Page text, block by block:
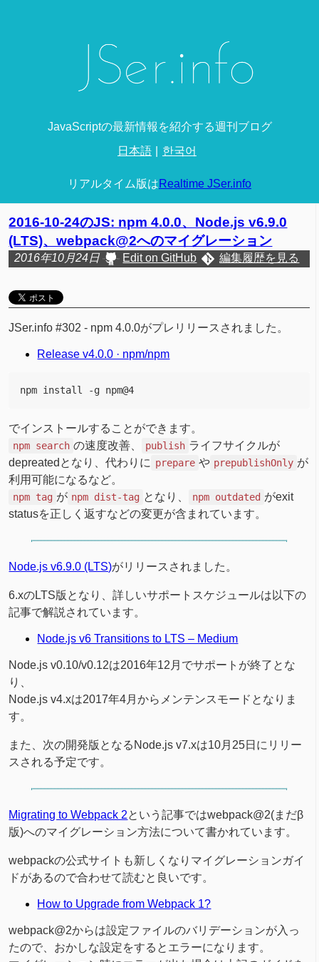
JavaScriptの最新情報を紹介する週刊ブログ
日本語 한국어
リアルタイム版はRealtime JSer.info
2016-10-24のJS: npm 4.0.0、Node.js v6.9.0
(LTS)、webpack@2へのマイグレーション
2016年10月24日 Edit on GitHub 編集履歴を見る
JSer.info #302 - npm 4.0.0がプレリリースされました。
Release v4.0.0 · npm/npm
でインストールすることができます。
npm search の速度改善、 publish ライフサイクルが
depreatedとなり、代わりに prepare や prepublishOnly が
利用可能になるなど。
npm tag が npm dist-tag となり、 npm outdated がexit
statusを正しく返すなどの変更が含まれています。
Node.js v6.9.0 (LTS)がリリースされました。
6.xのLTS版となり、詳しいサポートスケジュールは以下の
記事で解説されています。
Node.js v6 Transitions to LTS – Medium
Node.js v0.10/v0.12は2016年12月でサポートが終了とな
り、
Node.js v4.xは2017年4月からメンテンスモードとなりま
す。
また、次の開発版となるNode.js v7.xは10月25日にリリー
スされる予定です。
Migrating to Webpack 2という記事ではwebpack@2(まだβ
版)へのマイグレーション方法について書かれています。
webpackの公式サイトも新しくなりマイグレーションガイ
ドがあるので合わせて読むと良いです。
How to Upgrade from Webpack 1?
webpack@2からは設定ファイルのバリデーションが入っ
たので、おかしな設定をするとエラーになります。